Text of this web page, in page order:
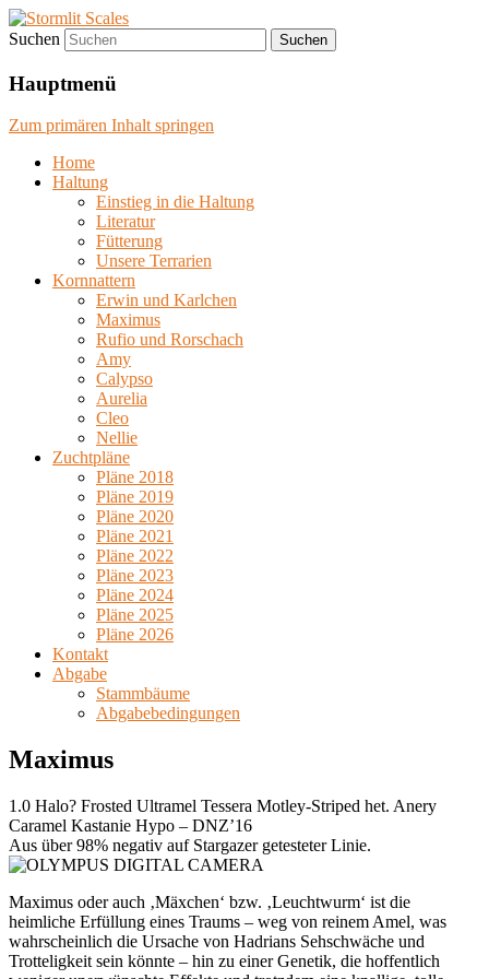
Stormlit Scales
Liebhaber Kornnatterzucht in NRW
(Bielefeld)
Suchen
Hauptmenü
Zum primären Inhalt springen
Home
Haltung
Einstieg in die Haltung
Literatur
Fütterung
Unsere Terrarien
Kornnattern
Erwin und Karlchen
Maximus
Rufio und Rorschach
Amy
Calypso
Aurelia
Cleo
Nellie
Zuchtpläne
Pläne 2018
Pläne 2019
Pläne 2020
Pläne 2021
Pläne 2022
Pläne 2023
Pläne 2024
Pläne 2025
Pläne 2026
Kontakt
Abgabe
Stammbäume
Abgabebedingungen
Maximus
1.0 Halo? Frosted Ultramel Tessera Motley-Striped het. Anery
Caramel Kastanie Hypo – DNZ’16
Aus über 98% negativ auf Stargazer getesteter Linie.
Maximus oder auch ‚Mäxchen‘ bzw. ‚Leuchtwurm‘ ist die
heimliche Erfüllung eines Traums – weg von reinem Amel, was
wahrscheinlich die Ursache von Hadrians Sehschwäche und
Trotteligkeit sein könnte – hin zu einer Genetik, die hoffentlich